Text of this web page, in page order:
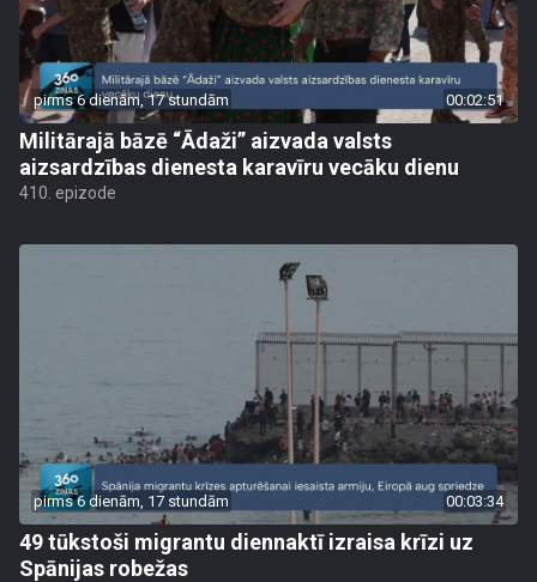
pirms 6 dienām, 17 stundām 00:02:51
Militārajā bāzē “Ādaži” aizvada valsts
aizsardzības dienesta karavīru vecāku dienu
410. epizode
pirms 6 dienām, 17 stundām 00:03:34
49 tūkstoši migrantu diennaktī izraisa krīzi uz
Spānijas robežas